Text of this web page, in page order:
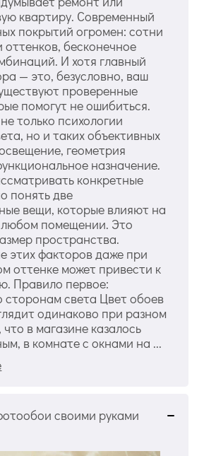
квартиру. Современный
покрытий огромен: сотни
оттенков, бесконечное
И хотя главный
— это, безусловно, ваш
проверенные
помогут не ошибиться.
только психологии
но и таких объективных
геометрия
назначение.
конкретные
понять две
вещи, которые влияют на
помещении. Это
пространства.
этих факторов даже при
оттенке может привести к
Правило первое:
сторонам света Цвет обоев
одинаково при разном
в магазине казалось
в комнате с окнами на ...
своими руками